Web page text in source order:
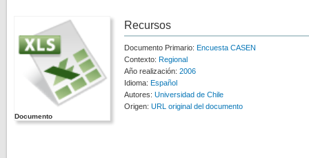
Documento
Recursos
Documento Primario: Encuesta CASEN
Contexto: Regional
Año realización: 2006
Idioma: Español
Autores: Universidad de Chile
Origen: URL original del documento